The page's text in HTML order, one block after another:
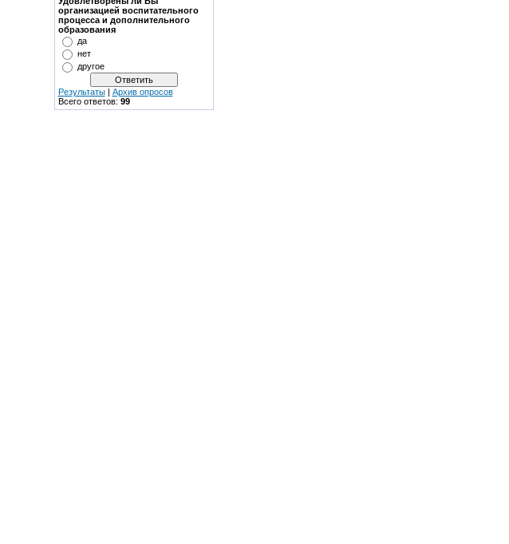
организацией воспитательного
процесса и дополнительного
образования
да
нет
другое
Результаты| Архив опросов
Всего ответов: 99